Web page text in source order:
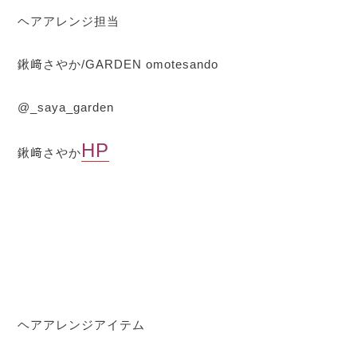
ヘアアレンジ担当
鍬﨑さやか/GARDEN omotesando
@_saya_garden
鍬﨑さやかHP
ヘアアレンジアイテム